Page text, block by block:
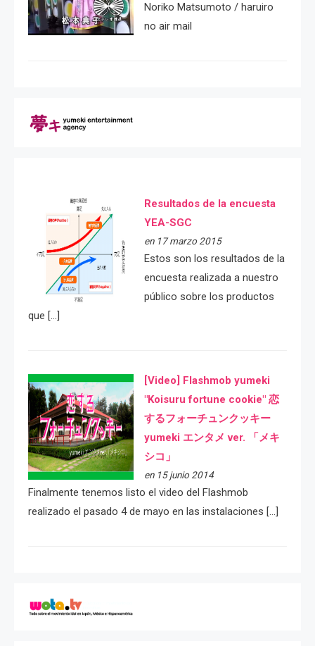
Noriko Matsumoto / haruiro
no air mail
Resultados de la encuesta
YEA-SGC
en 17 marzo 2015
Estos son los resultados de la
encuesta realizada a nuestro
público sobre los productos
que […]
[Video] Flashmob yumeki
"Koisuru fortune cookie" 恋
するフォーチュンクッキー
yumeki エンタメ ver. 「メキ
シコ」
en 15 junio 2014
Finalmente tenemos listo el video del Flashmob
realizado el pasado 4 de mayo en las instalaciones […]